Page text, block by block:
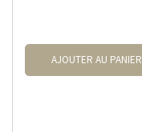
AJOUTER AU PANIER